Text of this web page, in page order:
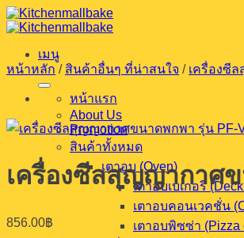
ข้าม
ไป
เนื้อหา
เมนู
หน้าแรก
About Us
Promotion
สินค้าทั้งหมด
เตาอบ (Oven)
เตาอบเบเกอรี
เตาอบคอนเวคชั่น
เตาอบพิซซ่า (Pizza
หน้าหลัก / สินค้าอื่นๆ ที่น่าสนใจ / เครื่องซี
เครื่องซีลสุญญากาศ
856.00฿